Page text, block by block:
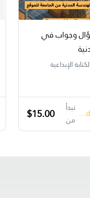
100 سؤال وجواب في
الإبداعية
Ahmed Serhan تبدأ
من
$15.00